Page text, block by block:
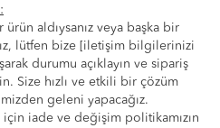
ürün aldıysanız veya başka bir
lütfen bize [iletişim bilgilerinizi
durumu açıklayın ve sipariş
Size hızlı ve etkili bir çözüm
geleni yapacağız.
iade ve değişim politikamızın